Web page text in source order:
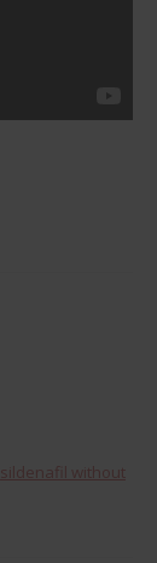
sildenafil without